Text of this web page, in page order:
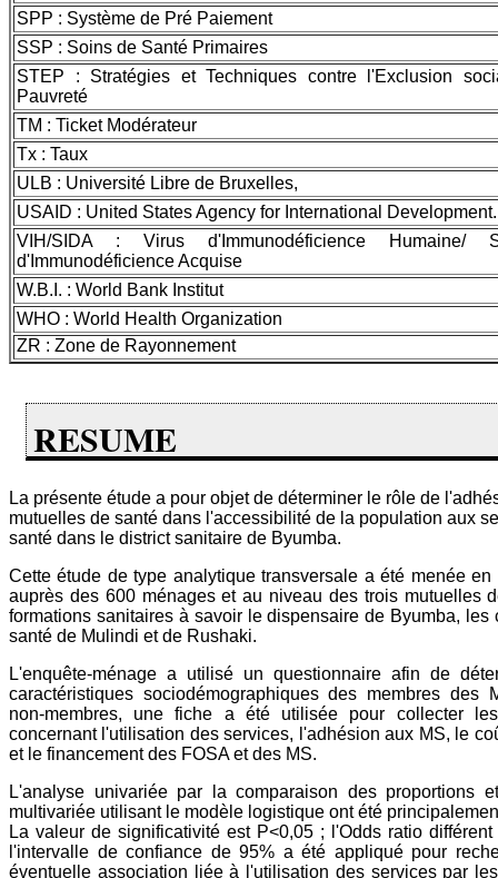
SPP : Système de Pré Paiement
SSP : Soins de Santé Primaires
STEP : Stratégies et Techniques contre l'Exclusion
Pauvreté
TM : Ticket Modérateur
Tx : Taux
ULB : Université Libre de Bruxelles,
USAID : United States Agency for International Development.
VIH/SIDA : Virus d'Immunodéficience Humaine/
d'Immunodéficience Acquise
W.B.I. : World Bank Institut
WHO : World Health Organization
ZR : Zone de Rayonnement
RESUME
La présente étude a pour objet de déterminer le rôle de
mutuelles de santé dans l'accessibilité de la population aux
santé dans le district sanitaire de Byumba.
Cette étude de type analytique transversale a été menée en
auprès des 600 ménages et au niveau des trois mutuelles
formations sanitaires à savoir le dispensaire de Byumba, les
santé de Mulindi et de Rushaki.
L'enquête-ménage a utilisé un questionnaire afin de
caractéristiques sociodémographiques des membres des
non-membres, une fiche a été utilisée pour collecter
concernant l'utilisation des services, l'adhésion aux MS, le
et le financement des FOSA et des MS.
L'analyse univariée par la comparaison des proportions
multivariée utilisant le modèle logistique ont été
La valeur de significativité est P<0,05 ; l'Odds ratio
l'intervalle de confiance de 95% a été appliqué pour
éventuelle association liée à l'utilisation des services par